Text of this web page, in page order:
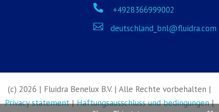
 +4928366999002
 deutschland_bnl@fluidra.com
(c) 2026 | Fluidra Benelux B.V. | Alle Rechte vorbehalten |
Privacy statement|Haftungsausschluss und bedingungen|